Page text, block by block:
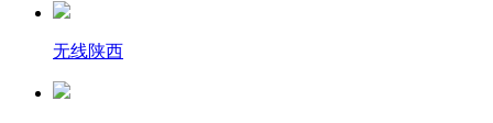
无线陕西